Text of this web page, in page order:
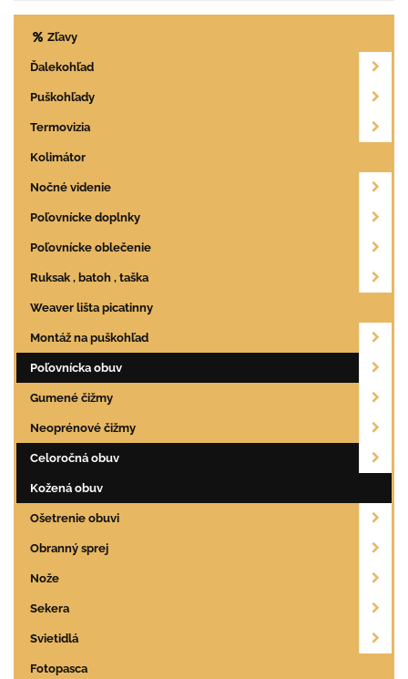
Zľavy
Ďalekohľad
Puškohľady
Termovizia
Kolimátor
Nočné videnie
Poľovnícke doplnky
Poľovnícke oblečenie
Ruksak , batoh , taška
Weaver lišta picatinny
Montáž na puškohľad
Poľovnícka obuv
Gumené čižmy
Neoprénové čižmy
Celoročná obuv
Kožená obuv
Ošetrenie obuvi
Obranný sprej
Nože
Sekera
Svietidlá
Fotopasca